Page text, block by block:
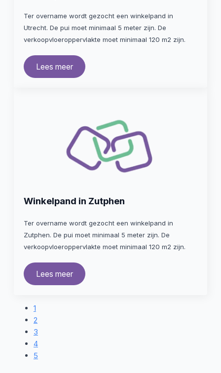
Ter overname wordt gezocht een winkelpand in
Utrecht. De pui moet minimaal 5 meter zijn. De
verkoopvloeroppervlakte moet minimaal 120 m2 zijn.
Lees meer
Winkelpand in Zutphen
Ter overname wordt gezocht een winkelpand in
Zutphen. De pui moet minimaal 5 meter zijn. De
verkoopvloeroppervlakte moet minimaal 120 m2 zijn.
Lees meer
1
2
3
4
5